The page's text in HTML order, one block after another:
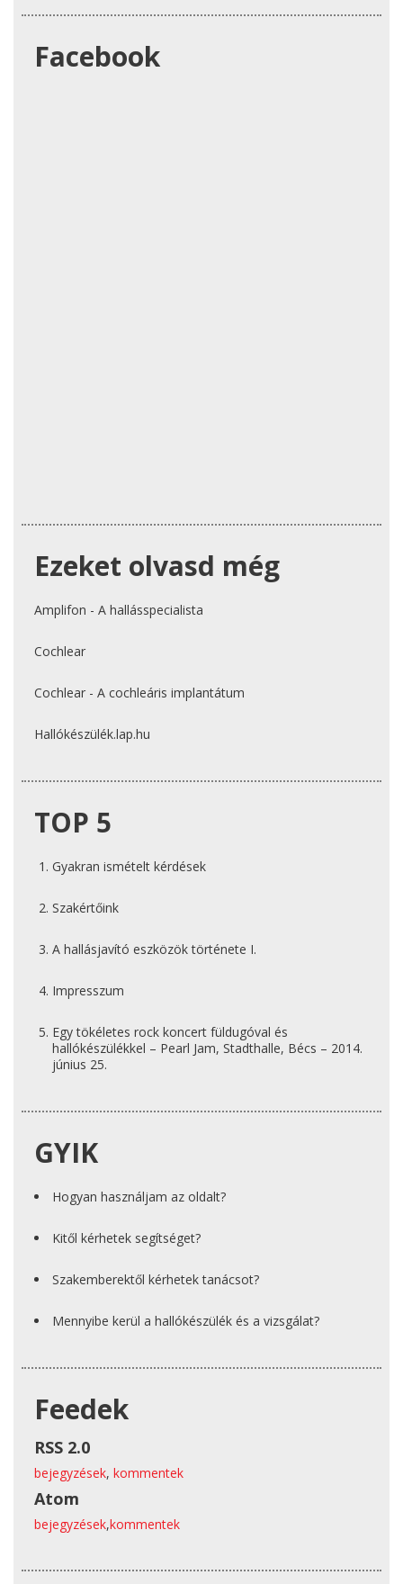
Facebook
Ezeket olvasd még
Amplifon - A hallásspecialista
Cochlear
Cochlear - A cochleáris implantátum
Hallókészülék.lap.hu
TOP 5
Gyakran ismételt kérdések
Szakértőink
A hallásjavító eszközök története I.
Impresszum
Egy tökéletes rock koncert füldugóval és
hallókészülékkel – Pearl Jam, Stadthalle, Bécs – 2014.
június 25.
GYIK
Hogyan használjam az oldalt?
Kitől kérhetek segítséget?
Szakemberektől kérhetek tanácsot?
Mennyibe kerül a hallókészülék és a vizsgálat?
Feedek
RSS 2.0
bejegyzések, kommentek
Atom
bejegyzések,kommentek